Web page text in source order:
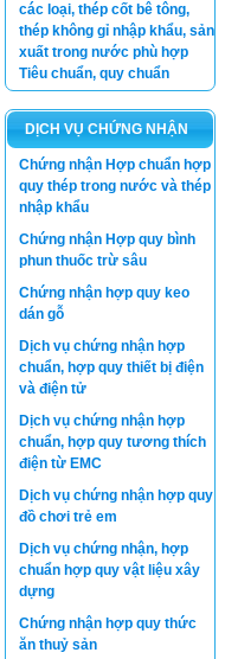
các loại, thép cốt bê tông,
thép không gỉ nhập khẩu, sản
xuất trong nước phù hợp
Tiêu chuẩn, quy chuẩn
DỊCH VỤ CHỨNG NHẬN
Chứng nhận Hợp chuẩn hợp
quy thép trong nước và thép
nhập khẩu
Chứng nhận Hợp quy bình
phun thuốc trừ sâu
Chứng nhận hợp quy keo
dán gỗ
Dịch vụ chứng nhận hợp
chuẩn, hợp quy thiết bị điện
và điện tử
Dịch vụ chứng nhận hợp
chuẩn, hợp quy tương thích
điện từ EMC
Dịch vụ chứng nhận hợp quy
đồ chơi trẻ em
Dịch vụ chứng nhận, hợp
chuẩn hợp quy vật liệu xây
dựng
Chứng nhận hợp quy thức
ăn thuỷ sản